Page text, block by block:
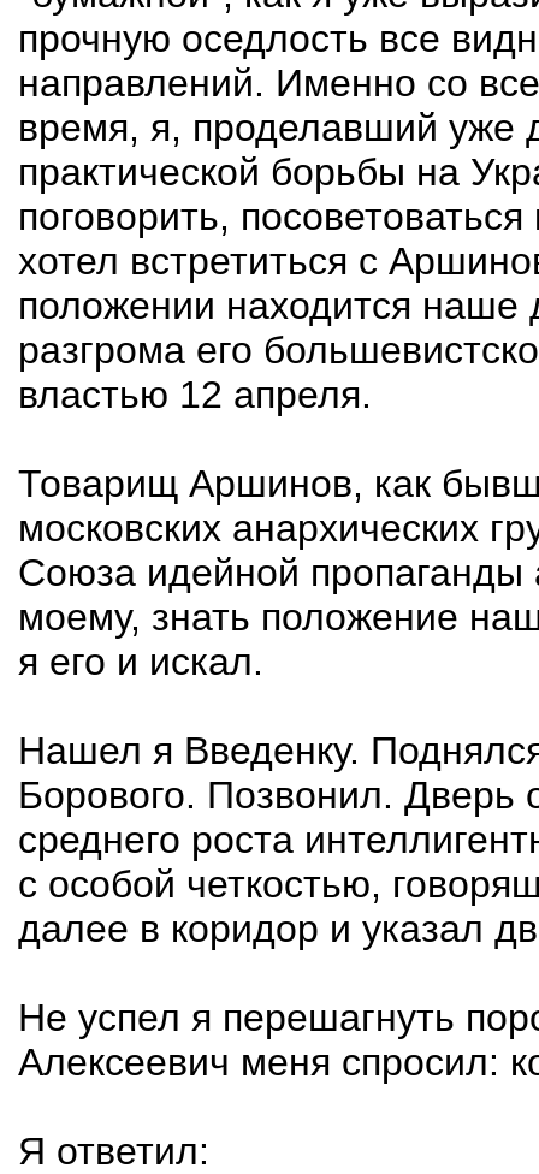
прочную оседлость все
направлений. Именно со
время, я, проделавший уже
практической борьбы на
поговорить,
хотел встретиться с
положении находится
разгрома его
властью 12 апреля.
Товарищ Аршинов, как
московских анархических
Союза идейной
моему, знать положение
я его и искал.
Нашел я Введенку.
Борового. Позвонил. Дверь
среднего роста
с особой четкостью,
далее в коридор и указал
Не успел я перешагнуть
Алексеевич меня спросил:
Я ответил: